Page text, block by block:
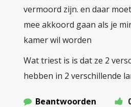
vermoord zijn. en daar
mee akkoord gaan als je
kamer wil worden
Wat triest is is dat ze 2
hebben in 2 verschillende
Beantwoorden